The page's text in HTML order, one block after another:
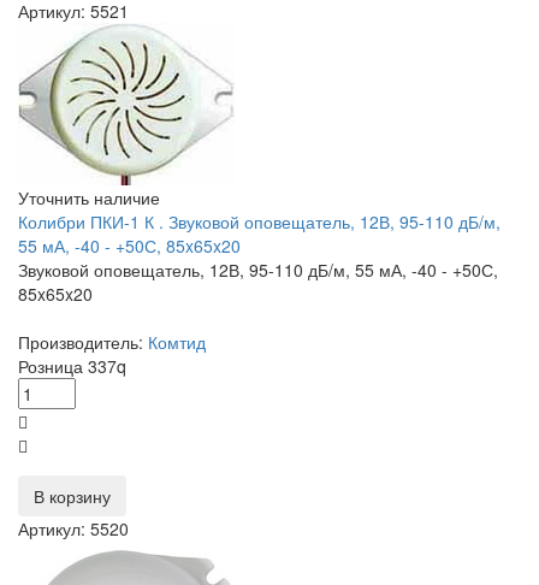
Артикул: 5521
Уточнить наличие
Колибри ПКИ-1 К . Звуковой оповещатель, 12В, 95-110 дБ/м,
55 мА, -40 - +50С, 85x65x20
Звуковой оповещатель, 12В, 95-110 дБ/м, 55 мА, -40 - +50С,
85x65x20
Производитель: Комтид
Розница 337q
В корзину
Артикул: 5520